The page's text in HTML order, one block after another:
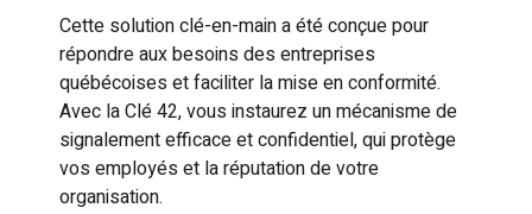
Cette solution clé-en-main a été conçue pour
répondre aux besoins des entreprises
québécoises et faciliter la mise en conformité.
Avec la Clé 42, vous instaurez un mécanisme de
signalement efficace et confidentiel, qui protège
vos employés et la réputation de votre
organisation.